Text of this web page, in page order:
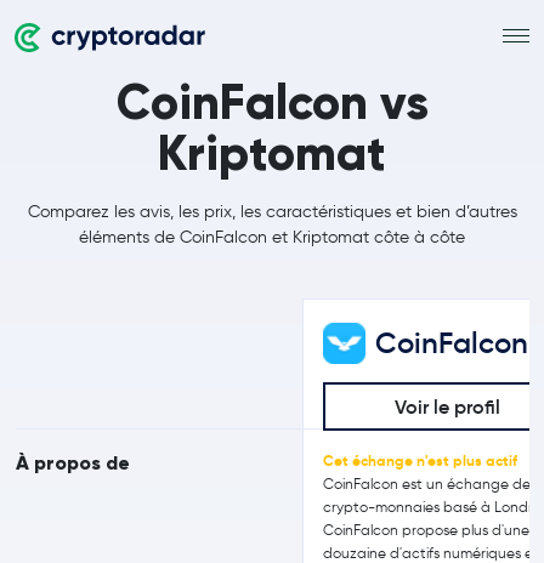
CoinFalcon vs
Kriptomat
Comparez les avis, les prix, les caractéristiques et bien d’autres
éléments de CoinFalcon et Kriptomat côte à côte
À propos de
CoinFalcon
Voir le profil
Cet échange n'est plus actif
CoinFalcon est un échange de
crypto-monnaies basé à
CoinFalcon propose plus d'une
douzaine d'actifs numériques et